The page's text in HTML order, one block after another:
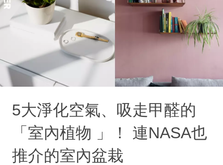
5大淨化空氣、吸走甲醛的
「室內植物 」！ 連NASA也
推介的室內盆栽